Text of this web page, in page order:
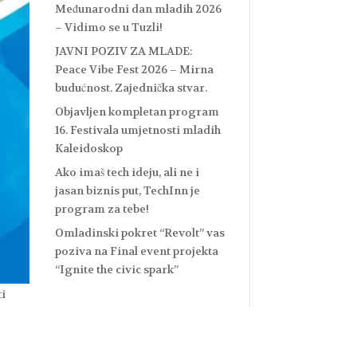
Međunarodni dan mladih 2026
– Vidimo se u Tuzli!
JAVNI POZIV ZA MLADE:
Peace Vibe Fest 2026 – Mirna
budućnost. Zajednička stvar.
Objavljen kompletan program
16. Festivala umjetnosti mladih
Kaleidoskop
Ako imaš tech ideju, ali ne i
jasan biznis put, TechInn je
program za tebe!
Omladinski pokret “Revolt” vas
poziva na Final event projekta
“Ignite the civic spark”